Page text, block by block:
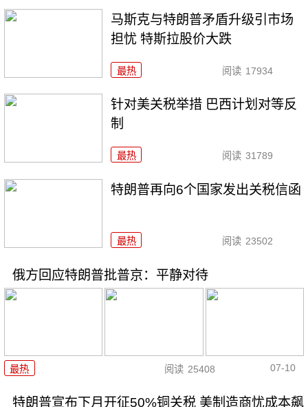
马斯克与特朗普矛盾升级引市场
担忧 特斯拉股价大跌
最热 阅读 17934
针对美关税举措 巴西计划对等反
制
最热 阅读 31789
特朗普再向6个国家发出关税信函
最热 阅读 23502
俄方回应特朗普批普京：平静对待
最热 阅读 25408 07-10
特朗普宣布下月开征50%铜关税 美制造商忧成本飙